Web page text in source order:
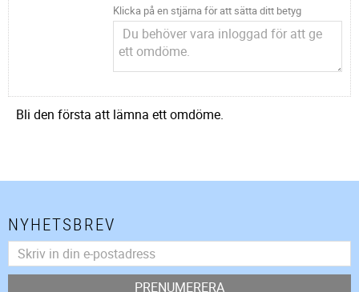
Klicka på en stjärna för att sätta ditt betyg
Bli den första att lämna ett omdöme.
NYHETSBREV
PRENUMERERA